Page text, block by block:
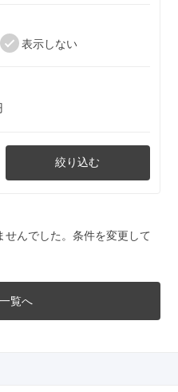
表示しない
絞り込む
んでした。条件を変更して
覧へ